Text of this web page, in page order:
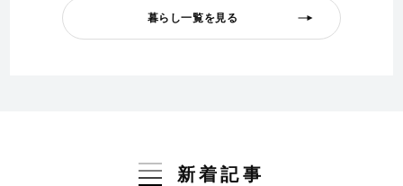
暮らし一覧を見る
新着記事